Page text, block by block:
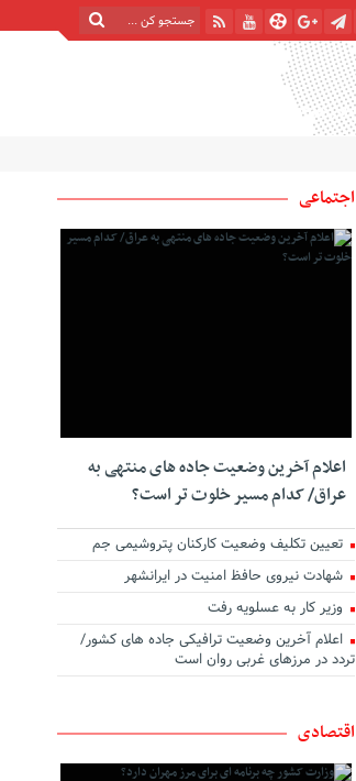
اجتماعی
اعلام آخرین وضعیت جاده های منتهی به
عراق/ کدام مسیر خلوت تر است؟
تعیین تکلیف وضعیت کارکنان پتروشیمی جم
شهادت نیروی حافظ امنیت در ایرانشهر
وزیر کار به عسلویه رفت
اعلام آخرین وضعیت ترافیکی جاده های کشور/
تردد در مرزهای غربی روان است
اقتصادی